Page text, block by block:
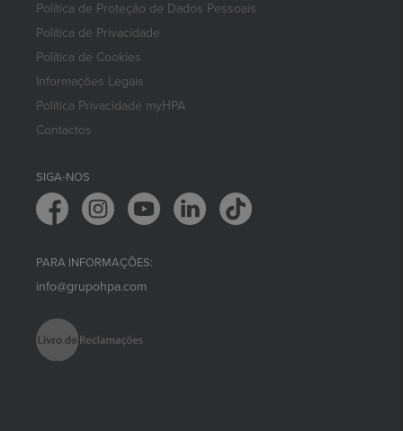
Política de Proteção de Dados Pessoais
Política de Privacidade
Política de Cookies
Informações Legais
Politica Privacidade myHPA
Contactos
SIGA-NOS
PARA INFORMAÇÕES:
info@grupohpa.com